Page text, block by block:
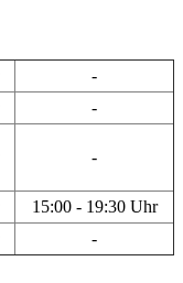
-
-
-
15:00 - 19:30 Uhr
-